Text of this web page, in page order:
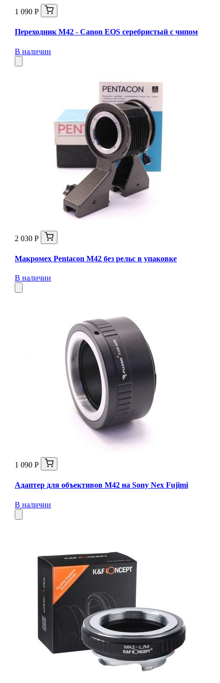
1 090 Р
Переходник M42 - Canon EOS серебристый с чипом
В наличии
2 030 Р
Макромех Pentaсon M42 без рельс в упаковке
В наличии
1 090 Р
Адаптер для объективов M42 на Sony Nex Fujimi
В наличии